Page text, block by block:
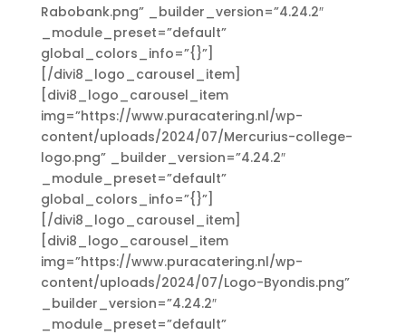
Rabobank.png” _builder_version=”4.24.2″
_module_preset=”default”
global_colors_info=”{}”]
[/divi8_logo_carousel_item]
[divi8_logo_carousel_item
img=”https://www.puracatering.nl/wp-
content/uploads/2024/07/Mercurius-college-
logo.png” _builder_version=”4.24.2″
_module_preset=”default”
global_colors_info=”{}”]
[/divi8_logo_carousel_item]
[divi8_logo_carousel_item
img=”https://www.puracatering.nl/wp-
content/uploads/2024/07/Logo-Byondis.png”
_builder_version=”4.24.2″
_module_preset=”default”